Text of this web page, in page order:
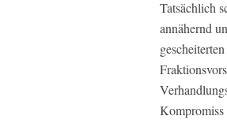
Tatsächlich
annähernd
Kompromiss